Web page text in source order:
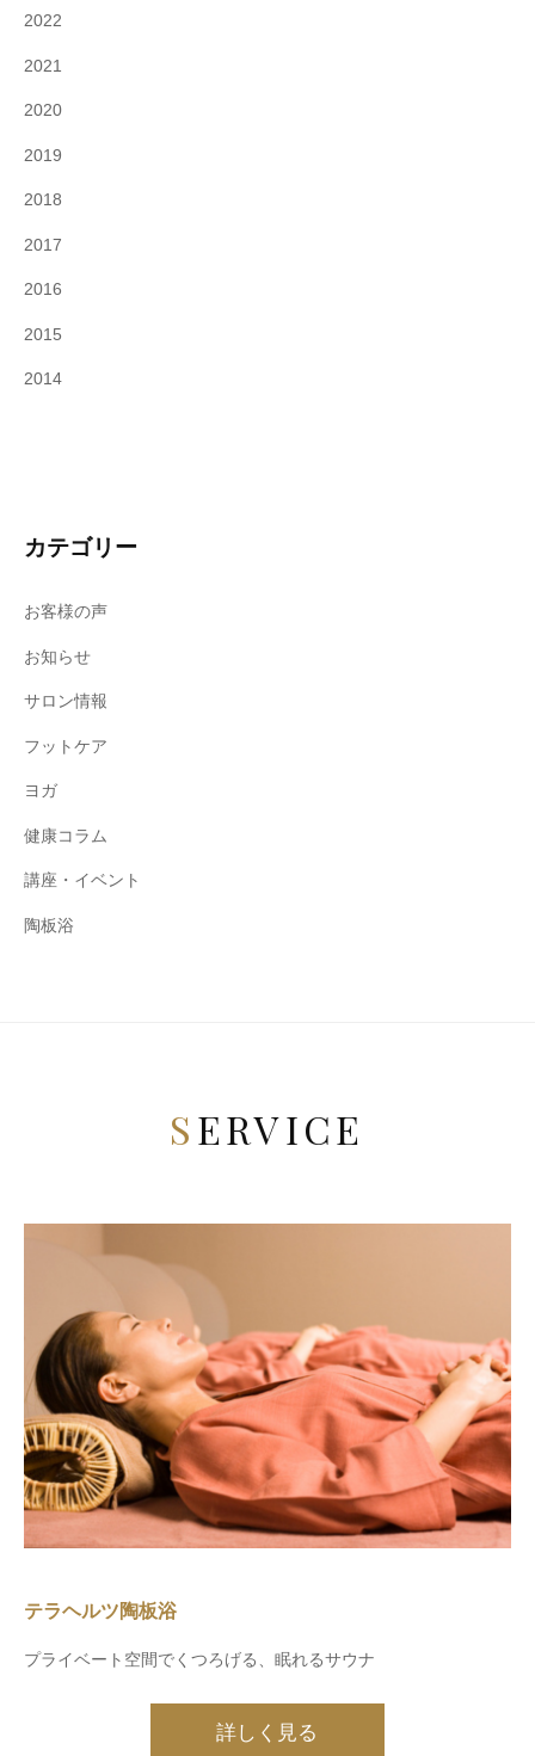
2022
2021
2020
2019
2018
2017
2016
2015
2014
カテゴリー
お客様の声
お知らせ
サロン情報
フットケア
ヨガ
健康コラム
講座・イベント
陶板浴
SERVICE
テラヘルツ陶板浴
プライベート空間でくつろげる、眠れるサウナ
詳しく見る